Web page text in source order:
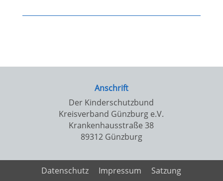
Anschrift
Der Kinderschutzbund
Kreisverband Günzburg e.V.
Krankenhausstraße 38
89312 Günzburg
Datenschutz Impressum Satzung